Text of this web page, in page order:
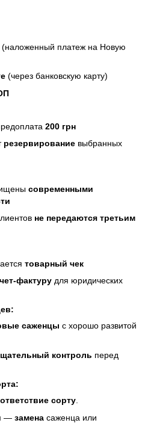
(наложенный платеж на Новую
(через банковскую карту)
200 грн
резервирование выбранных
современными
не передаются третьим
товарный чек
фактуру для юридических
саженцы с хорошо развитой
контроль перед
сорту.
— замена саженца или